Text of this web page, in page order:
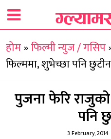
होम»फिल्मी न्युज / गसिप
फिल्ममा, शुभेच्छा पनि
पुजना फेरि
पनि
3 February, 2014